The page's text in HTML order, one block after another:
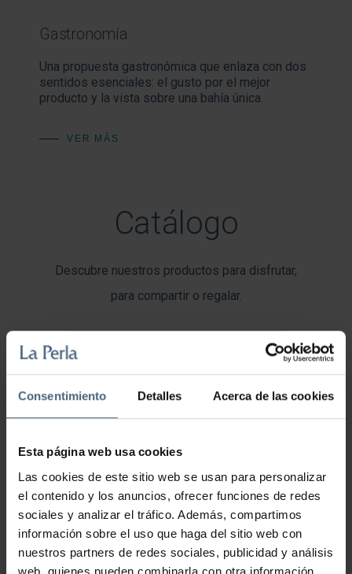
Consentimiento Detalles Acerca de las cookies
Esta página web usa cookies
Las cookies de este sitio web se usan para personalizar
el contenido y los anuncios, ofrecer funciones de redes
sociales y analizar el tráfico. Además, compartimos
información sobre el uso que haga del sitio web con
nuestros partners de redes sociales, publicidad y análisis
web, quienes pueden combinarla con otra información
Gastronomía
Una propuesta gastronómica que enlaza con dos
sentidos esenciales: el gusto por el mejor
producto y la vista sobre una bahía única.
VER MÁS
Catálogo
Descubre nuestros productos para disfrutar,
para compartir o regalar.
Cena y fuegos artificiales en La Perla, el mejor plan